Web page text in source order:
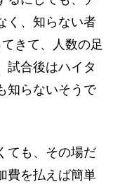
く、知らない者
きて、人数の足
試合後はハイタ
知らないそうで
ても、その場だ
費を払えば簡単